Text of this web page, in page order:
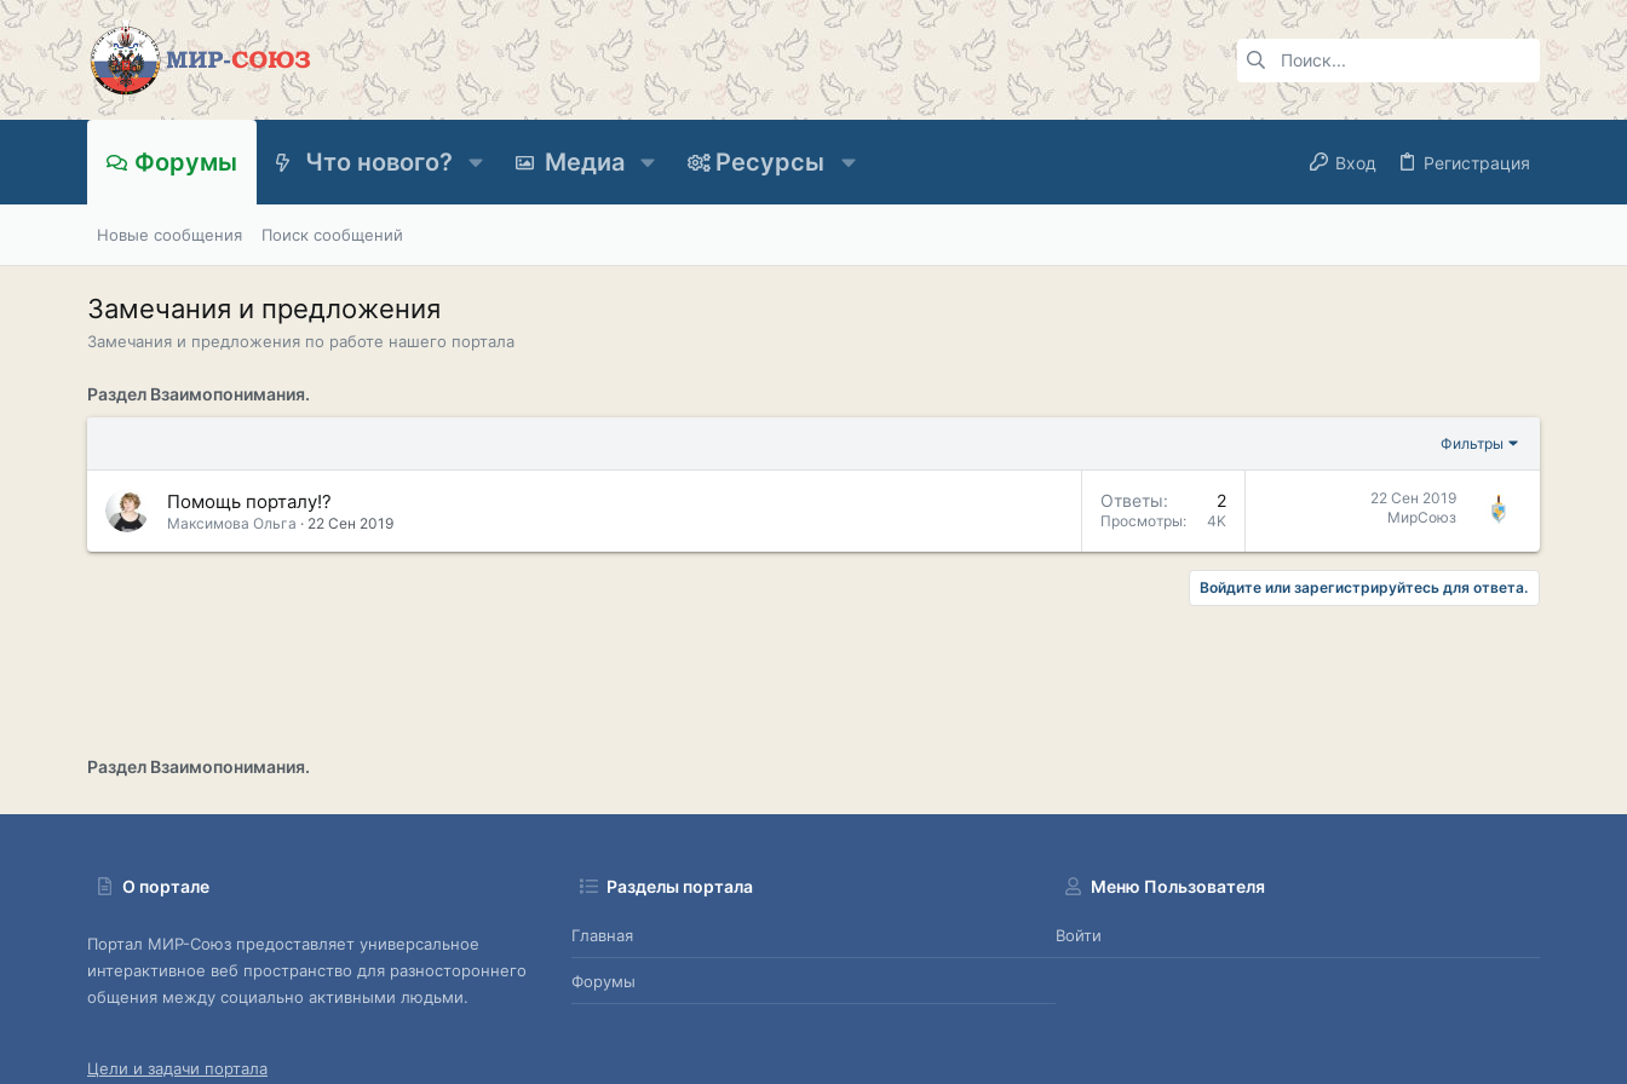
Форумы Что нового? Медиа Ресурсы Вход Регистрация
Новые сообщения Поиск сообщений
Замечания и предложения
Замечания и предложения по работе нашего портала
Раздел Взаимопонимания.
Фильтры
Помощь порталу!?
Максимова Ольга 22 Сен 2019
Ответы 2
Просмотры 4K
22 Сен 2019
МирСоюз
Войдите или зарегистрируйтесь для ответа.
Раздел Взаимопонимания.
О портале
Портал МИР-Союз предоставляет универсальное
интерактивное веб пространство для разностороннего
общения между социально активными людьми.
Цели и задачи портала
Разделы портала
Главная
Форумы
Меню Пользователя
Войти